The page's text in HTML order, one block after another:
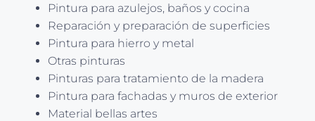
Pintura para azulejos, baños y cocina
Reparación y preparación de superficies
Pintura para hierro y metal
Otras pinturas
Pinturas para tratamiento de la madera
Pintura para fachadas y muros de exterior
Material bellas artes